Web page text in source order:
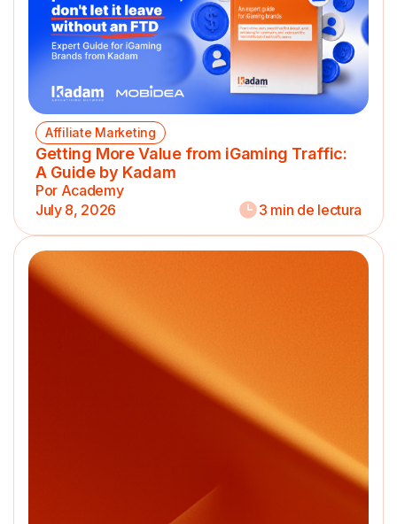
Affiliate Marketing
Getting More Value from iGaming Traffic:
A Guide by Kadam
Por Academy
July 8, 2026
3 min de lectura